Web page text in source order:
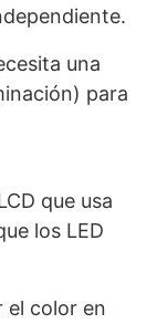
una
para
que usa
los LED
el color en